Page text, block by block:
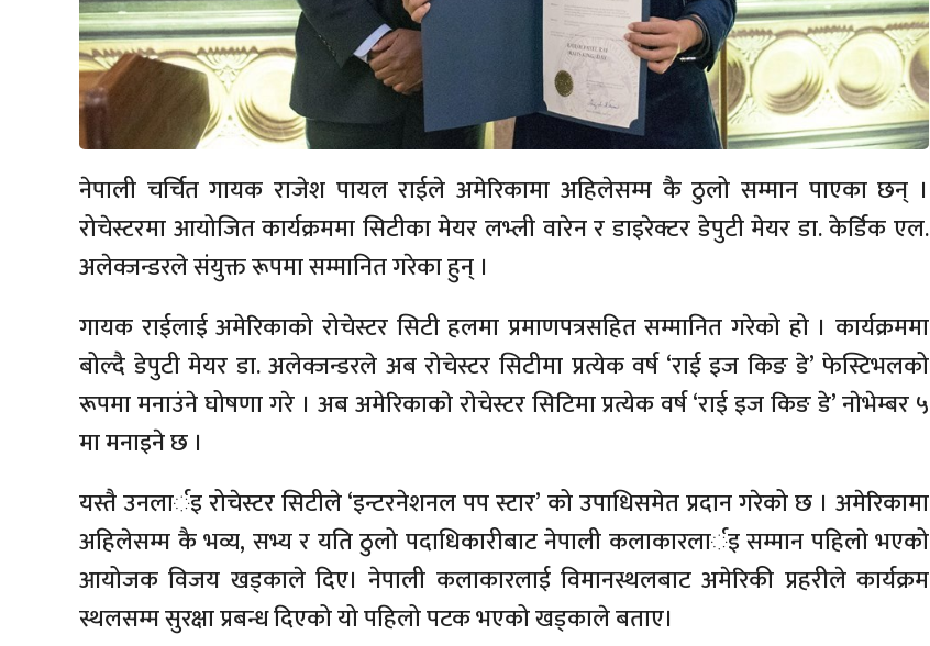
नेपाली चर्चित गायक राजेश पायल राईले अमेरिकामा अहिलेसम्म कै ठुलो सम्मान पाएका छन् ।
रोचेस्टरमा आयोजित कार्यक्रममा सिटीका मेयर लभ्ली वारेन र डाइरेक्टर डेपुटी मेयर डा. केर्डिक एल.
अलेक्जन्डरले संयुक्त रूपमा सम्मानित गरेका हुन् ।
गायक राईलाई अमेरिकाको रोचेस्टर सिटी हलमा प्रमाणपत्रसहित सम्मानित गरेको हो । कार्यक्रममा
बोल्दै डेपुटी मेयर डा. अलेक्जन्डरले अब रोचेस्टर सिटीमा प्रत्येक वर्ष ‘राई इज किङ डे’ फेस्टिभलको
रूपमा मनाउंने घोषणा गरे । अब अमेरिकाकाे राेचेस्टर सिटिमा प्रत्येक वर्ष ‘राई इज किङ डे’ नाेभेम्बर ५
मा मनाइने छ ।
यस्तै उनलार्इ रोचेस्टर सिटीले ‘इन्टरनेशनल पप स्टार’ को उपाधिसमेत प्रदान गरेको छ । अमेरिकामा
अहिलेसम्म कै भव्य, सभ्य र यति ठुलो पदाधिकारीबाट नेपाली कलाकारलार्इ सम्मान पहिलाे भएको
आयोजक विजय खड्काले दिए। नेपाली कलाकारलाई विमानस्थलबाट अमेरिकी प्रहरीले कार्यक्रम
स्थलसम्म सुरक्षा प्रबन्ध दिएको यो पहिलो पटक भएको खड्काले बताए।